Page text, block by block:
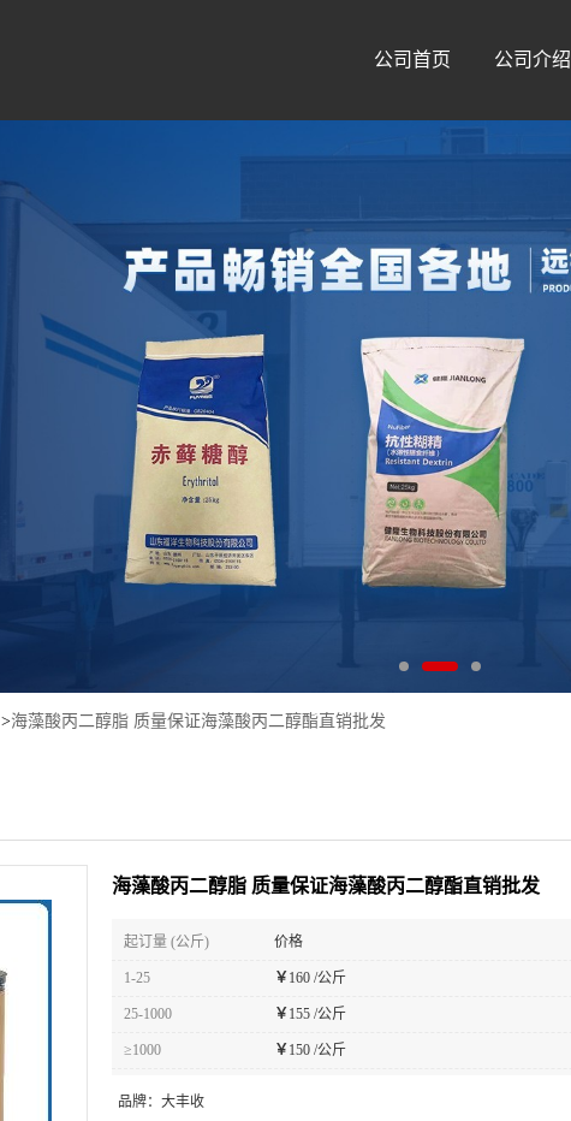
公司首页 公司介绍
>海藻酸丙二醇脂 质量保证海藻酸丙二醇酯直销批发
海藻酸丙二醇脂 质量保证海藻酸丙二醇酯直销批发
起订量 (公斤) 价格
1-25 ￥ 160 /公斤
25-1000 ￥ 155 /公斤
≥1000 ￥ 150 /公斤
品牌： 大丰收